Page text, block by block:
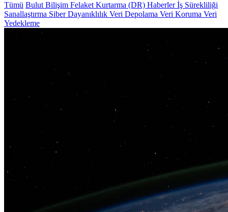
Tümü Bulut Bilişim Felaket Kurtarma (DR) Haberlerİş Sürekliliği
Sanallaştırma Siber Dayanıklılık Veri Depolama Veri Koruma Veri
Yedekleme